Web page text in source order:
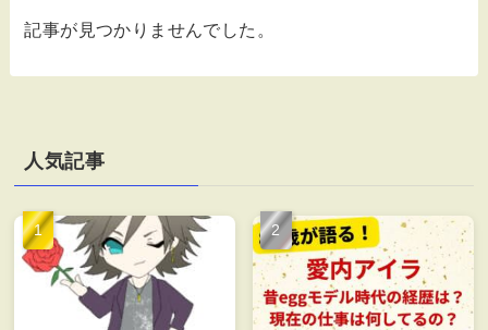
記事が見つかりませんでした。
人気記事